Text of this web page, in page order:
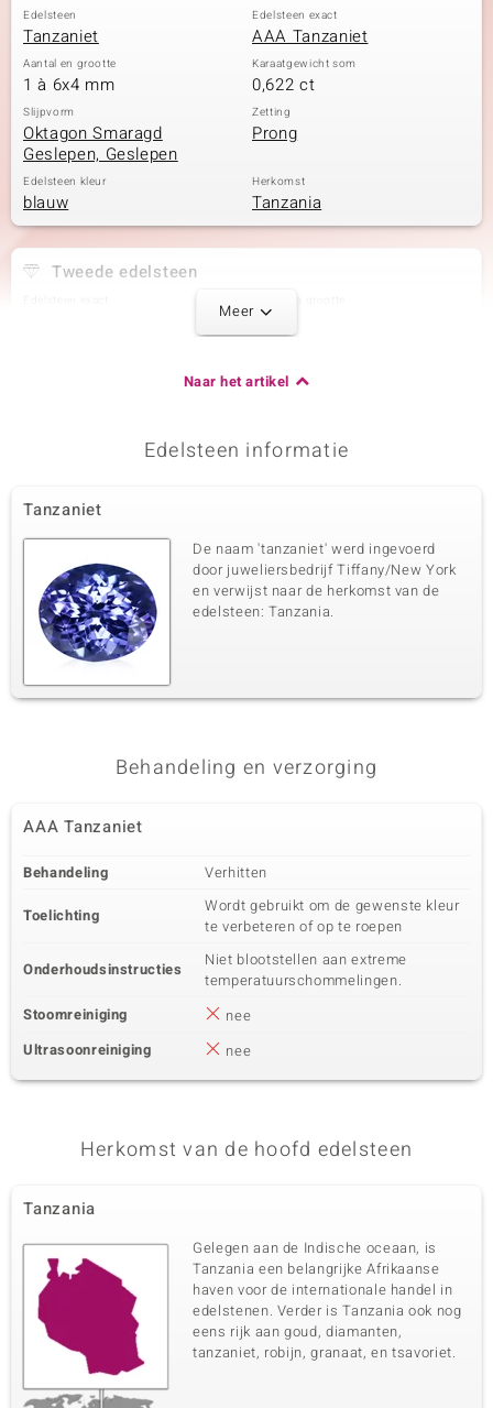
Edelsteen
Tanzaniet
Edelsteen exact
AAA Tanzaniet
Aantal en grootte
1 à 6x4 mm
Karaatgewicht som
0,622 ct
Slijpvorm
Oktagon Smaragd
Geslepen, Geslepen
Zetting
Prong
Edelsteen kleur
blauw
Herkomst
Tanzania
Tweede edelsteen
2 à 1,5 mm
Rond Brilliant Geslepen
Edelsteen exact
SI2 (H) Diamant 6 à 1 mm
Karaatgewicht som
0,039 ct
Slijpvorm
Rond Brilliant Geslepen
Zetting
Prong
Herkomst
Meer
Naar het artikel
Edelsteen informatie
Tanzaniet
De naam 'tanzaniet' werd ingevoerd
door juweliersbedrijf Tiffany/New York
en verwijst naar de herkomst van de
edelsteen: Tanzania.
Behandeling en verzorging
AAA Tanzaniet
Behandeling Verhitten
Toelichting
Wordt gebruikt om de gewenste kleur
te verbeteren of op te roepen
Onderhoudsinstructies
Niet blootstellen aan extreme
temperatuurschommelingen.
Stoomreiniging
nee
Ultrasoonreiniging
nee
Herkomst van de hoofd edelsteen
Tanzania
Gelegen aan de Indische oceaan, is
Tanzania een belangrijke Afrikaanse
haven voor de internationale handel in
edelstenen. Verder is Tanzania ook nog
eens rijk aan goud, diamanten,
tanzaniet, robijn, granaat, en tsavoriet.